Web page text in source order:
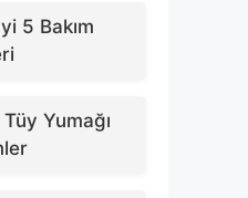
5 Bakım
Yumağı